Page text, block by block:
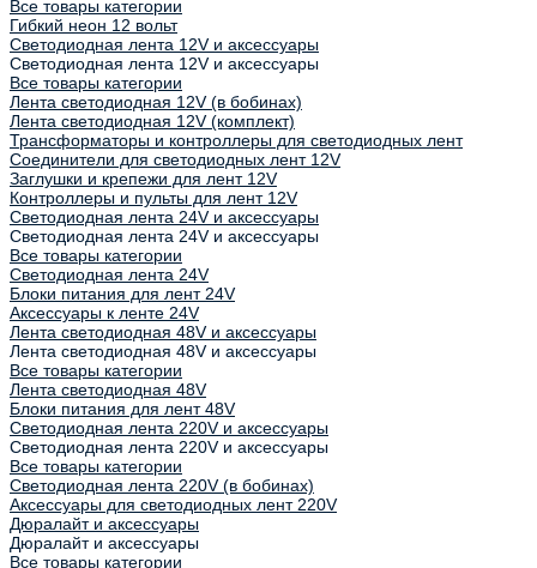
Все товары категории
Гибкий неон 12 вольт
Светодиодная лента 12V и аксессуары
Светодиодная лента 12V и аксессуары
Все товары категории
Лента светодиодная 12V (в бобинах)
Лента светодиодная 12V (комплект)
Трансформаторы и контроллеры для светодиодных лент
Соединители для светодиодных лент 12V
Заглушки и крепежи для лент 12V
Контроллеры и пульты для лент 12V
Светодиодная лента 24V и аксессуары
Светодиодная лента 24V и аксессуары
Все товары категории
Светодиодная лента 24V
Блоки питания для лент 24V
Аксессуары к ленте 24V
Лента светодиодная 48V и аксессуары
Лента светодиодная 48V и аксессуары
Все товары категории
Лента светодиодная 48V
Блоки питания для лент 48V
Светодиодная лента 220V и аксессуары
Светодиодная лента 220V и аксессуары
Все товары категории
Светодиодная лента 220V (в бобинах)
Аксессуары для светодиодных лент 220V
Дюралайт и аксессуары
Дюралайт и аксессуары
Все товары категории